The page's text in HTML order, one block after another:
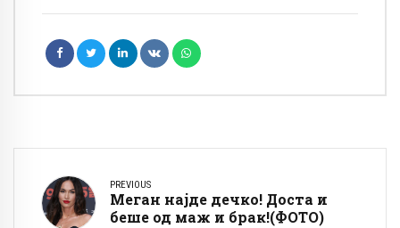
PREVIOUS
Меган најде дечко! Доста и
беше од маж и брак!(ФОТО)